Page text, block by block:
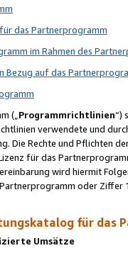
das Partnerprogramm
im Rahmen des
Bezug auf das
(„Programmrichtlinien“)
verwendete und
Die Rechte und Pflichten
für das
wird hiermit
oder
für das
Umsätze